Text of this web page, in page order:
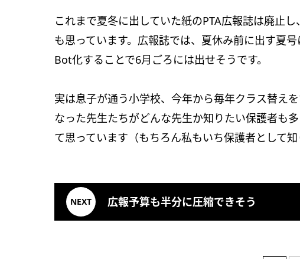
これまで夏冬に出していた紙のPTA広報誌は廃止
も思っています。広報誌では、夏休み前に出す夏
Bot化することで6月ごろには出せそうです。
実は息子が通う小学校、今年から毎年クラス替え
なった先生たちがどんな先生か知りたい保護者も
て思っています（もちろん私もいち保護者として知
広報予算も半分に圧縮できそう